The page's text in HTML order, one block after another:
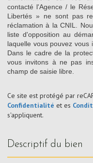
contacté l'Agence / le
Libertés » ne sont pas
réclamation à la CNIL.
liste d'opposition au
laquelle vous pouvez vous
Dans le cadre de la
vous invitons à ne pas
champ de saisie libre.
Ce site est protégé par
Confidentialité et es
s'appliquent.
descriptif du bien